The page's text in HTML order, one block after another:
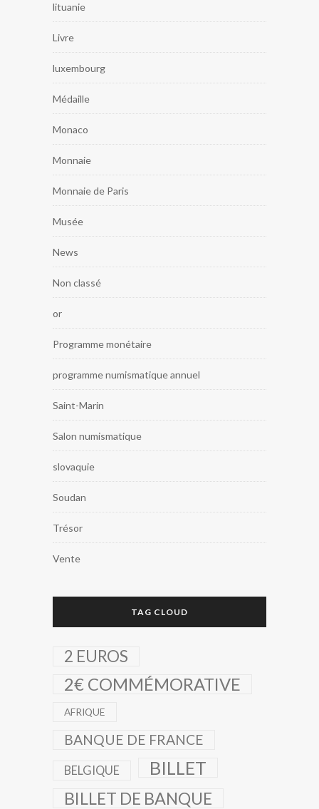
lituanie
Livre
luxembourg
Médaille
Monaco
Monnaie
Monnaie de Paris
Musée
News
Non classé
or
Programme monétaire
programme numismatique annuel
Saint-Marin
Salon numismatique
slovaquie
Soudan
Trésor
Vente
TAG CLOUD
2 EUROS
2€ COMMÉMORATIVE
AFRIQUE
BANQUE DE FRANCE
BELGIQUE BILLET
BILLET DE BANQUE